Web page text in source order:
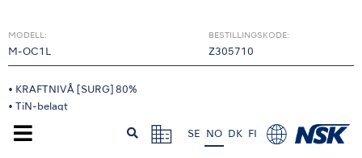
SE NO DK FI
MODELL:
M-OC1L
BESTILLINGSKODE:
Z305710
• KRAFTNIVÅ [SURG] 80%
• TiN-belagt
• Prikker markerer 3 mm fra toppen av spissen
• Venstre kurvet spiss